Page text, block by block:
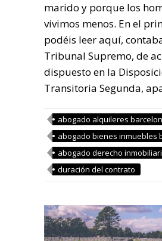
marido y porque los
vivimos menos. En el
podéis leer aquí,
Tribunal Supremo, de
dispuesto en la
Transitoria Segunda,
abogado alquileres
abogado bienes inmuebles
abogado derecho
duración del contrato